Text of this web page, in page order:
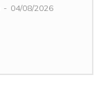
- 04/08/2026